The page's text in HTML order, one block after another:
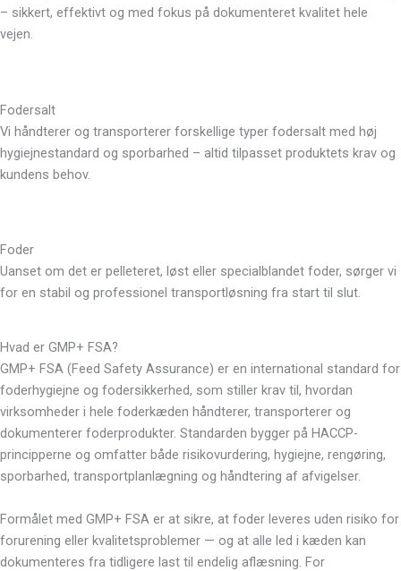
– sikkert, effektivt og med fokus på dokumenteret kvalitet hele
vejen.
Fodersalt
Vi håndterer og transporterer forskellige typer fodersalt med høj
hygiejnestandard og sporbarhed – altid tilpasset produktets krav og
kundens behov.
Foder
Uanset om det er pelleteret, løst eller specialblandet foder, sørger vi
for en stabil og professionel transportløsning fra start til slut.
Hvad er GMP+ FSA?
GMP+ FSA (Feed Safety Assurance) er en international standard for
foderhygiejne og fodersikkerhed, som stiller krav til, hvordan
virksomheder i hele foderkæden håndterer, transporterer og
dokumenterer foderprodukter. Standarden bygger på HACCP-
principperne og omfatter både risikovurdering, hygiejne, rengøring,
sporbarhed, transportplanlægning og håndtering af afvigelser.
Formålet med GMP+ FSA er at sikre, at foder leveres uden risiko for
forurening eller kvalitetsproblemer — og at alle led i kæden kan
dokumenteres fra tidligere last til endelig aflæsning. For